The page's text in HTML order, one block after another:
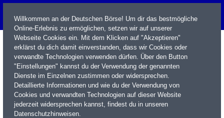
Name / WKN / ISIN / Kürzel
Willkommen an der Deutschen Börse! Um dir das bestmögliche
Online-Erlebnis zu ermöglichen, setzen wir auf unserer
Webseite Cookies ein. Mit dem Klicken auf "Akzeptieren"
erklärst du dich damit einverstanden, dass wir Cookies oder
verwandte Technologien verwenden dürfen. Über den Button
"Einstellungen" kannst du der Verwendung der genannten
Dienste im Einzelnen zustimmen oder widersprechen.
Detaillierte Informationen und wie du der Verwendung von
Cookies und verwandten Technologien auf dieser Website
jederzeit widersprechen kannst, findest du in unseren
Datenschutzhinweisen.